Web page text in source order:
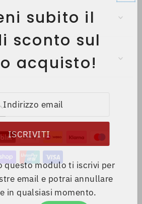
subito il
sconto sul
acquisto!
questo modulo ti iscrivi per
email e potrai annullare
in qualsiasi momento.